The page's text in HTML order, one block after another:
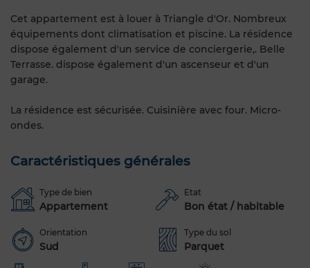
Cet appartement est à louer à Triangle d'Or. Nombreux
équipements dont climatisation et piscine. La résidence
dispose également d'un service de conciergerie,. Belle
Terrasse. dispose également d'un ascenseur et d'un
garage.
La résidence est sécurisée. Cuisinière avec four. Micro-
ondes.
Caractéristiques générales
Type de bien
Appartement
Etat
Bon état / habitable
Orientation
Sud
Type du sol
Parquet